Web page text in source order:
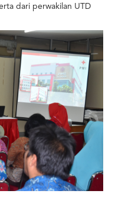
dari perwakilan UTD
ini. Vee Armstrong
selama lebih dari 30
dihabiskan di Australian
sejumlah peran
manajemen mutu dan
penerapannya
Workshop live kali ini,
cGMP and How to
dapat berinteraksi
melalui sesi